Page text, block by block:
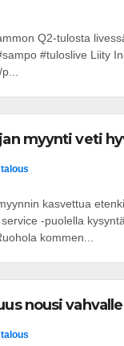
Q2-tulosta
#tuloslive Liity
myynti veti
kasvettua
-puolella
kommen...
nousi